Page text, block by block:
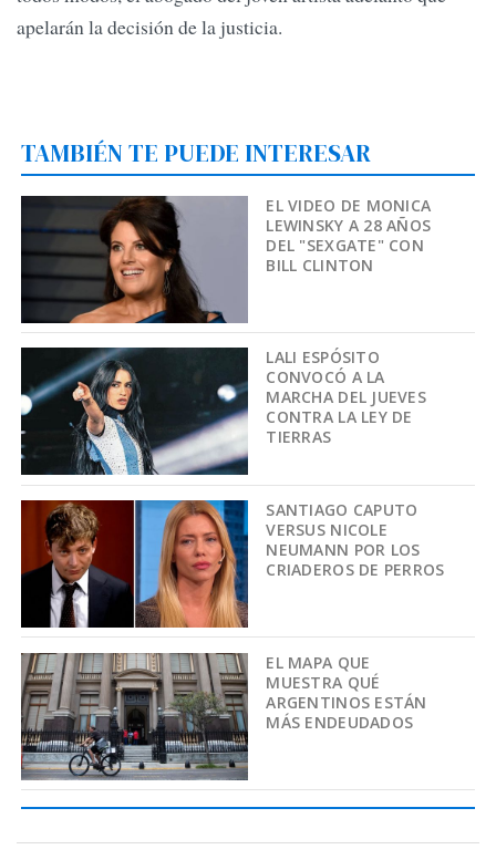
apelarán la decisión de la justicia.
TAMBIÉN TE PUEDE INTERESAR
EL VIDEO DE MONICA
LEWINSKY A 28 AÑOS
DEL "SEXGATE" CON
BILL CLINTON
LALI ESPÓSITO
CONVOCÓ A LA
MARCHA DEL JUEVES
CONTRA LA LEY DE
TIERRAS
SANTIAGO CAPUTO
VERSUS NICOLE
NEUMANN POR LOS
CRIADEROS DE PERROS
EL MAPA QUE
MUESTRA QUÉ
ARGENTINOS ESTÁN
MÁS ENDEUDADOS